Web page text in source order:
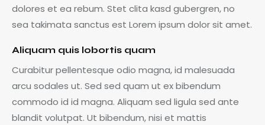
dolores et ea rebum. Stet clita kasd gubergren, no
sea takimata sanctus est Lorem ipsum dolor sit amet.
Aliquam quis lobortis quam
Curabitur pellentesque odio magna, id malesuada
arcu sodales ut. Sed sed quam ut ex bibendum
commodo id id magna. Aliquam sed ligula sed ante
blandit volutpat. Ut bibendum, nisi et mattis